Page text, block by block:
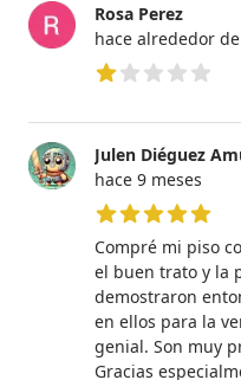
Rosa Perez
hace alrededor
Julen Diéguez
hace 9 meses
5 de 5 estrellas
Compré mi piso
el buen trato y la
demostraron
en ellos para la
genial. Son muy
Gracias